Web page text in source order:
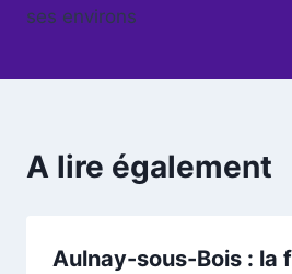
ses environs
A lire également
Aulnay-sous-Bois : la